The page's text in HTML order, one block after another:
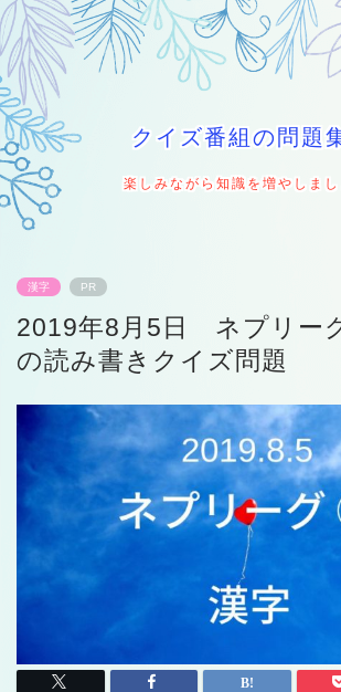
クイズ番組の問題
楽しみながら知識を増やしまし
漢字 PR
2019年8月5日 ネプリ
の読み書きクイズ問題